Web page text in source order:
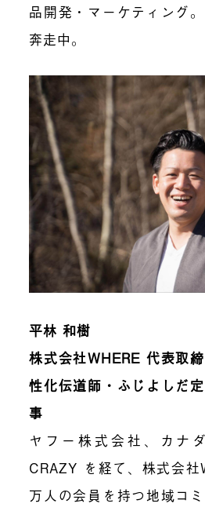
品開発・マーケティング。
奔走中。
平林 和樹
株式会社WHERE 代表取
性化伝道師・ふじよしだ
事
ヤフー株式会社、カナ
CRAZY を経て、株式会
万人の会員を持つ地域コ